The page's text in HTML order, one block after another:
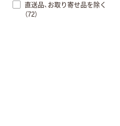
直送品、お取り寄せ品を除く
（72）